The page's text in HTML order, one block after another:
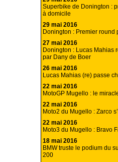
Superbike de Donington :
à domicile
29 mai 2016
Donington : Premier round
27 mai 2016
Donington : Lucas Mahias
par Dany de Boer
26 mai 2016
Lucas Mahias (re) passe
22 mai 2016
MotoGP Mugello : le
22 mai 2016
Moto2 du Mugello : Zarco
22 mai 2016
Moto3 du Mugello : Bravo
18 mai 2016
BMW truste le podium du
200